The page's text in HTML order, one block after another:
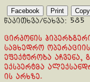
Facebook Print Copy
წაკითხვა/ნახვა: 585
ცირკონის
სამხედრო
ეფექტურობა აჩვენა,
ექსპერტმა
ის არხზე.